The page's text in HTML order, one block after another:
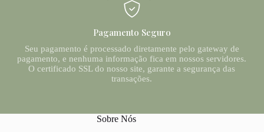
Pagamento Seguro
Seu pagamento é processado diretamente pelo gateway de
pagamento, e nenhuma informação fica em nossos servidores.
O certificado SSL do nosso site, garante a segurança das
transações.
Sobre Nós